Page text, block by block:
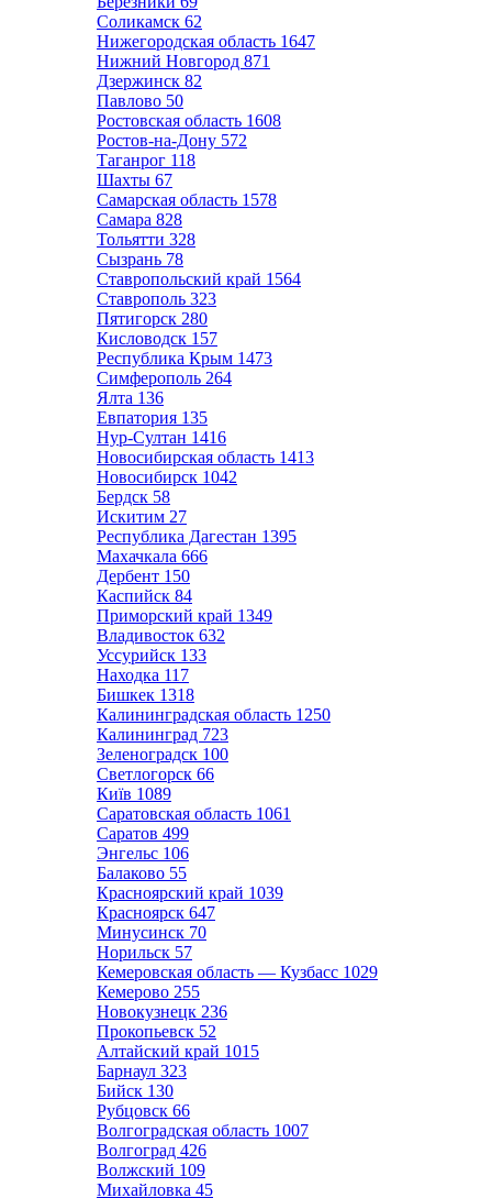
Соликамск 62
Нижегородская область 1647
Нижний Новгород 871
Дзержинск 82
Павлово 50
Ростовская область 1608
Ростов-на-Дону 572
Таганрог 118
Шахты 67
Самарская область 1578
Самара 828
Тольятти 328
Сызрань 78
Ставропольский край 1564
Ставрополь 323
Пятигорск 280
Кисловодск 157
Республика Крым 1473
Симферополь 264
Ялта 136
Евпатория 135
Нур-Султан 1416
Новосибирская область 1413
Новосибирск 1042
Бердск 58
Искитим 27
Республика Дагестан 1395
Махачкала 666
Дербент 150
Каспийск 84
Приморский край 1349
Владивосток 632
Уссурийск 133
Находка 117
Бишкек 1318
Калининградская область 1250
Калининград 723
Зеленоградск 100
Светлогорск 66
Київ 1089
Саратовская область 1061
Саратов 499
Энгельс 106
Балаково 55
Красноярский край 1039
Красноярск 647
Минусинск 70
Норильск 57
Кемеровская область — Кузбасс 1029
Кемерово 255
Новокузнецк 236
Прокопьевск 52
Алтайский край 1015
Барнаул 323
Бийск 130
Рубцовск 66
Волгоградская область 1007
Волгоград 426
Волжский 109
Михайловка 45